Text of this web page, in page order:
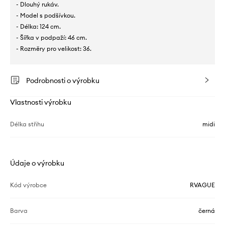
- Dlouhý rukáv.
- Model s podšívkou.
- Délka: 124 cm.
- Šířka v podpaží: 46 cm.
- Rozměry pro velikost: 36.
Podrobnosti o výrobku
Vlastnosti výrobku
Délka střihu midi
Údaje o výrobku
Kód výrobce RVAGUE
Barva černá